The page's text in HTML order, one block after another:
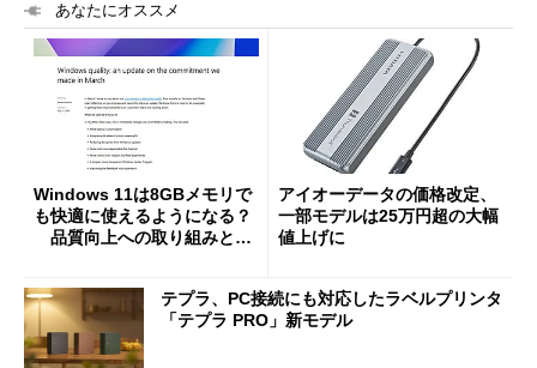
あなたにオススメ
Windows 11は8GBメモリで
も快適に使えるようになる？
品質向上への取り組みと
アイオーデータの価格改定、
一部モデルは25万円超の大幅
値上げに
テプラ、PC接続にも対応したラベルプリンタ
「テプラ PRO」新モデル